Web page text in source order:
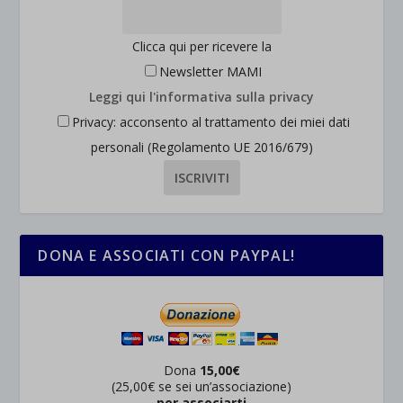
Clicca qui per ricevere la
Newsletter MAMI
Leggi qui l'informativa sulla privacy
Privacy: acconsento al trattamento dei miei dati
personali (Regolamento UE 2016/679)
DONA E ASSOCIATI CON PAYPAL!
Dona 15,00€
(25,00€ se sei un’associazione)